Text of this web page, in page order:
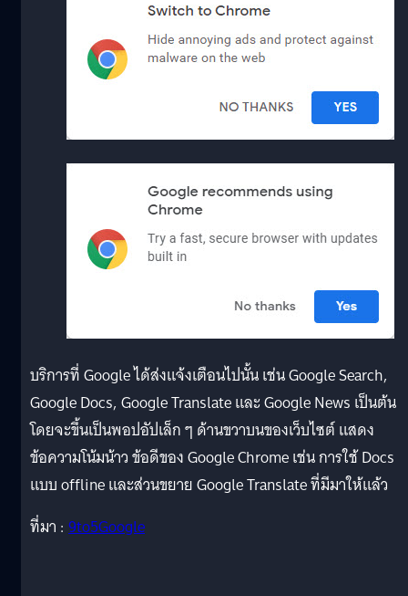
บริการที่ Google ได้ส่งแจ้งเตือนไปนั้น เช่น Google Search,
Google Docs, Google Translate และ Google News เป็นต้น
โดยจะขึ้นเป็นพอปอัปเล็ก ๆ ด้านขวาบนของเว็บไซต์ แสดง
ข้อความโน้มน้าว ข้อดีของ Google Chrome เช่น การใช้ Docs
แบบ offline และส่วนขยาย Google Translate ที่มีมาให้แล้ว
ที่มา : 9to5Google